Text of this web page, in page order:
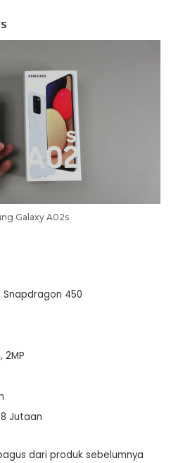
Galaxy A02s
Snapdragon 450
2MP
Jutaan
dari produk sebelumnya